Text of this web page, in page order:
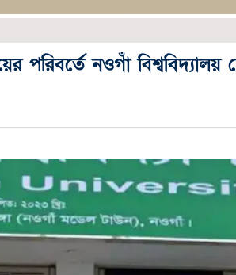
পরিবর্তে নওগাঁ বিশ্ববিদ্যালয়